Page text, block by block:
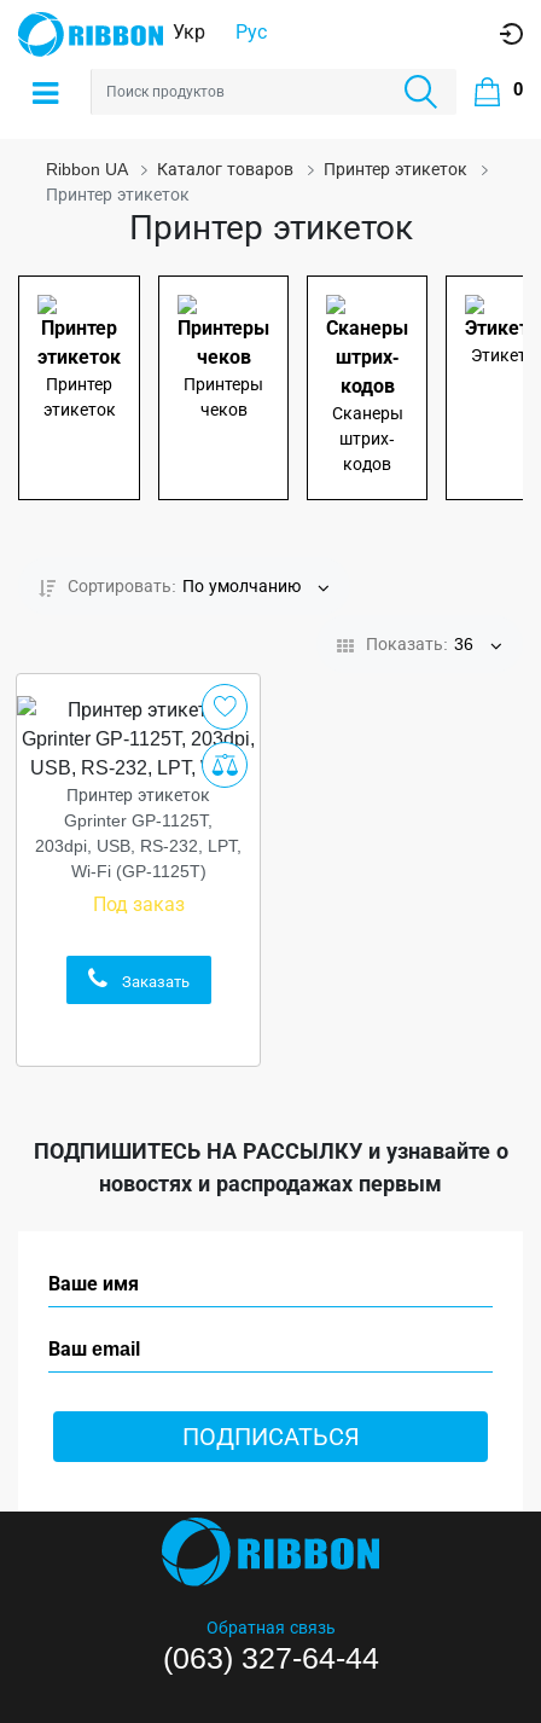
Укр Рус
0
Ribbon UA Каталог товаров
Принтер этикеток
Принтер этикеток
Принтер этикеток
Принтер
этикеток
Принтеры
чеков
Сканеры
штрих-
кодов
Сортировать: По умолчанию
Показать: 36
Принтер этикеток
Gprinter GP-1125T,
203dpi, USB, RS-232, LPT,
Wi-Fi (GP-1125T)
Под заказ
Заказать
ПОДПИШИТЕСЬ НА РАССЫЛКУи узнавайте о
новостях и распродажах первым
ПОДПИСАТЬСЯ
Обратная связь
(063) 327-64-44